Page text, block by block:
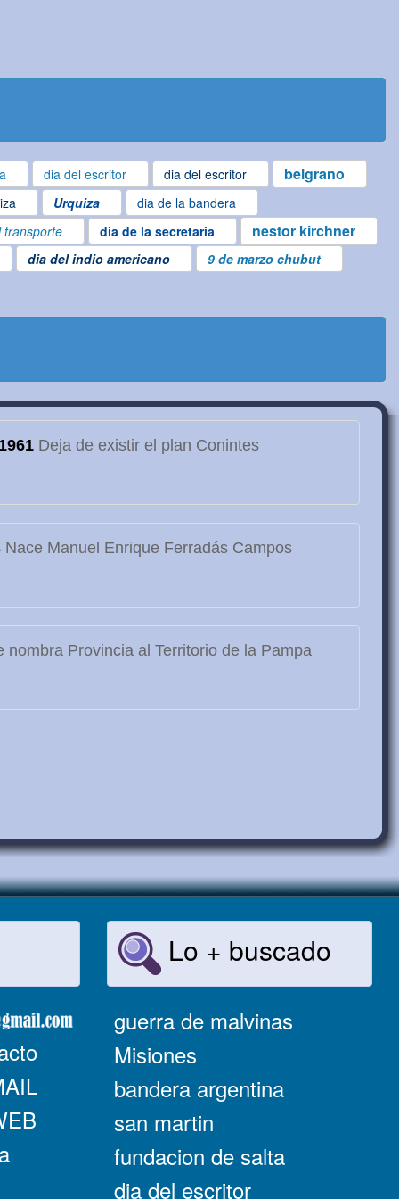
dia del escritor dia del escritor belgrano
Urquiza
dia de la bandera
transporte dia de la secretaria nestor kirchner
dia del indio americano
9 de marzo chubut
1961Deja de existir el plan Conintes
Nace Manuel Enrique Ferradás Campos
nombra Provincia al Territorio de la Pampa
Lo + buscado
guerra de malvinas
Misiones
bandera argentina
san martin
fundacion de salta
dia del escritor